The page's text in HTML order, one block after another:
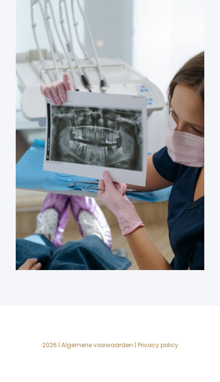
2026 | Algemene voorwaarden | Privacy policy